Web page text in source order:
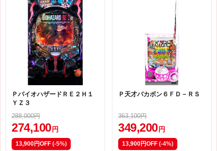
ＰバイオハザードＲＥ２Ｈ１
ＹＺ３
288,000円
274,100 円
13,900円OFF (-5%)
Ｐ天才バカボン６ＦＤ－ＲＳ
363,100円
349,200 円
13,900円OFF (-4%)